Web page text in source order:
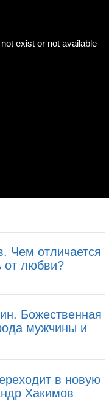
Чем отличается
от любви?
Божественная
мужчины и
в новую
Хакимов